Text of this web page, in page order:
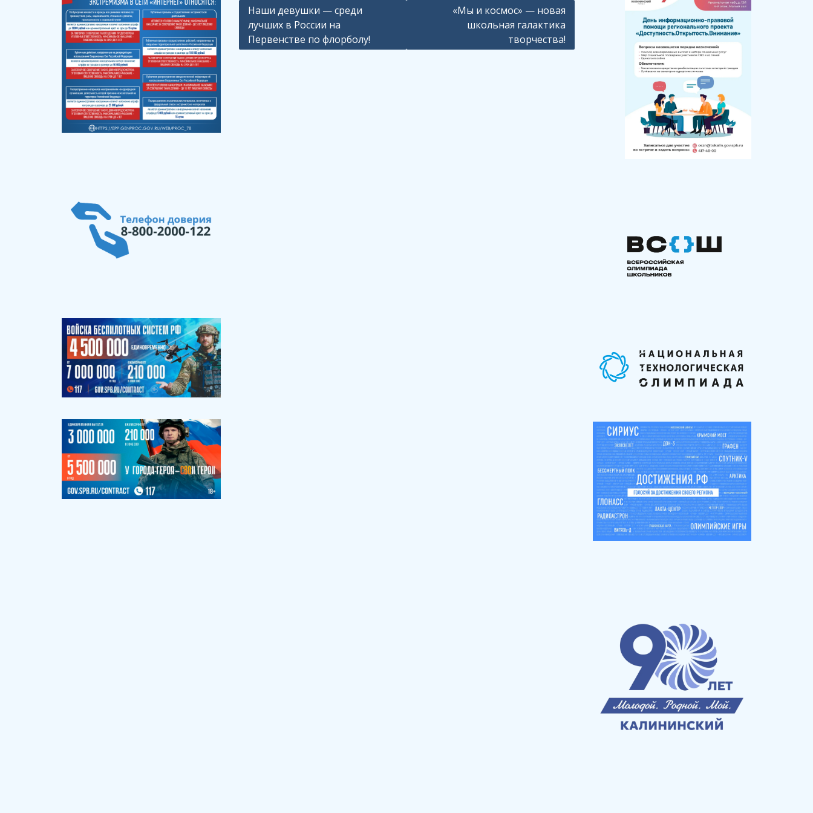
Навигация
по
записям
Наши девушки — среди
лучших в России на
Первенстве по флорболу!
«Мы и космос» — новая
школьная галактика
творчества!